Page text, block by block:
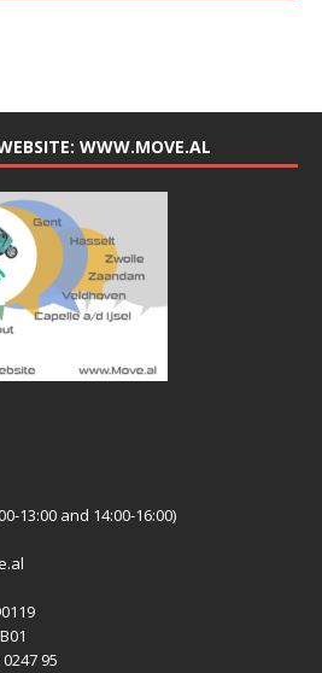
WWW.MOVE.AL
13:00 and 14:00-16:00)
95